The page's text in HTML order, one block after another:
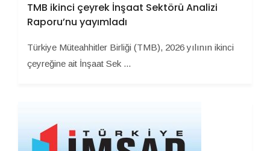
TMB ikinci çeyrek İnşaat Sektörü Analizi
Raporu’nu yayımladı
Türkiye Müteahhitler Birliği (TMB), 2026 yılının ikinci
çeyreğine ait İnşaat Sek ...